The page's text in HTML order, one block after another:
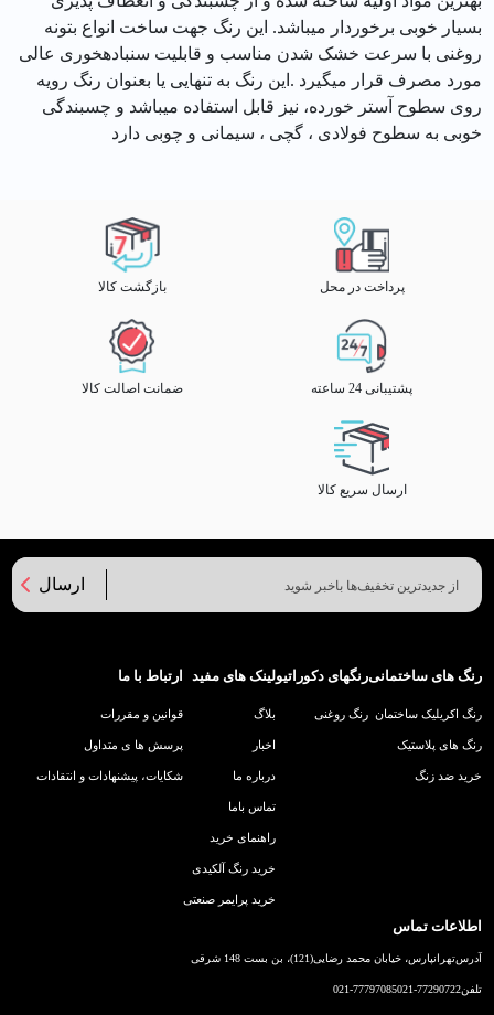
بسیار خوبی برخوردار میباشد. این رنگ جهت ساخت انواع بتونه
روغنی با سرعت خشک شدن مناسب و قابلیت سنبادهخوری عالی
مورد مصرف قرار میگیرد .این رنگ به تنهایی یا بعنوان رنگ رویه
روی سطوح آستر خورده، نیز قابل استفاده میباشد و چسبندگی
خوبی به سطوح فولادی ، گچی ، سیمانی و چوبی دارد
پرداخت در محل بازگشت کالا
پشتیبانی 24 ساعته ضمانت اصالت کالا
ارسال سریع کالا
ارسال
رنگ های ساختمانی
رنگ اکریلیک ساختمان
رنگ های پلاستیک
خرید ضد زنگ
رنگهای دکوراتیو
رنگ روغنی
لینک های مفید
بلاگ
اخبار
درباره ما
تماس باما
راهنمای خرید
خرید رنگ آلکیدی
خرید پرایمر صنعتی
ارتباط با ما
قوانین و مقررات
پرسش ها ی متداول
شکایات، پیشنهادات و انتقادات
اطلاعات تماس
آدرستهرانپارس، خیابان محمد رضایی(121)، بن بست 148 شرقی
تلفن021-77290722
021-77797085